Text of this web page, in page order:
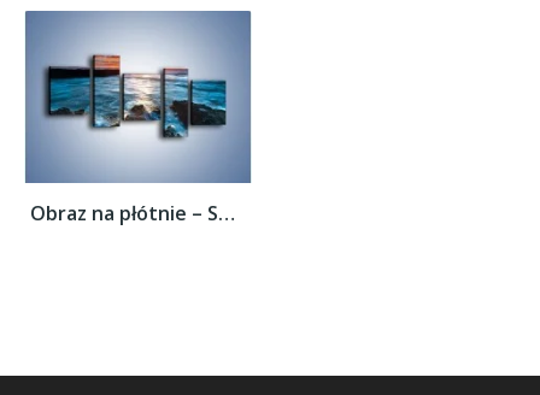
Obraz na płótnie – Spieniony kamienny...